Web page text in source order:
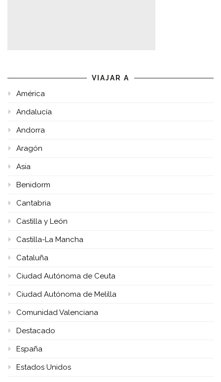
VIAJAR A
América
Andalucía
Andorra
Aragón
Asia
Benidorm
Cantabria
Castilla y León
Castilla-La Mancha
Cataluña
Ciudad Autónoma de Ceuta
Ciudad Autónoma de Melilla
Comunidad Valenciana
Destacado
España
Estados Unidos